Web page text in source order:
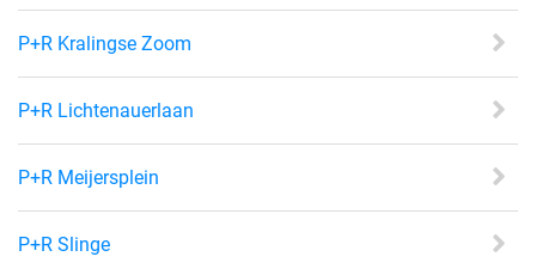
P+R Kralingse Zoom
P+R Lichtenauerlaan
P+R Meijersplein
P+R Slinge